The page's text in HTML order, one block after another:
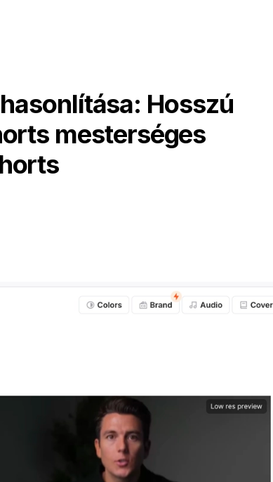
Hosszú
mesterséges